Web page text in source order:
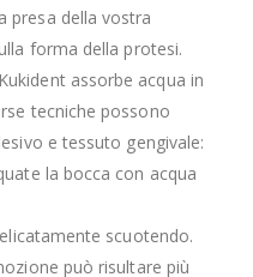
presa della vostra
forma della protesi.
assorbe acqua in
tecniche possono
e tessuto gengivale:
la bocca con acqua
scuotendo.
può risultare più